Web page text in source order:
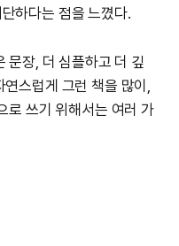
하다는 점을 느꼈다.
문장, 더 심플하고 더 깊
스럽게 그런 책을 많이,
로 쓰기 위해서는 여러 가